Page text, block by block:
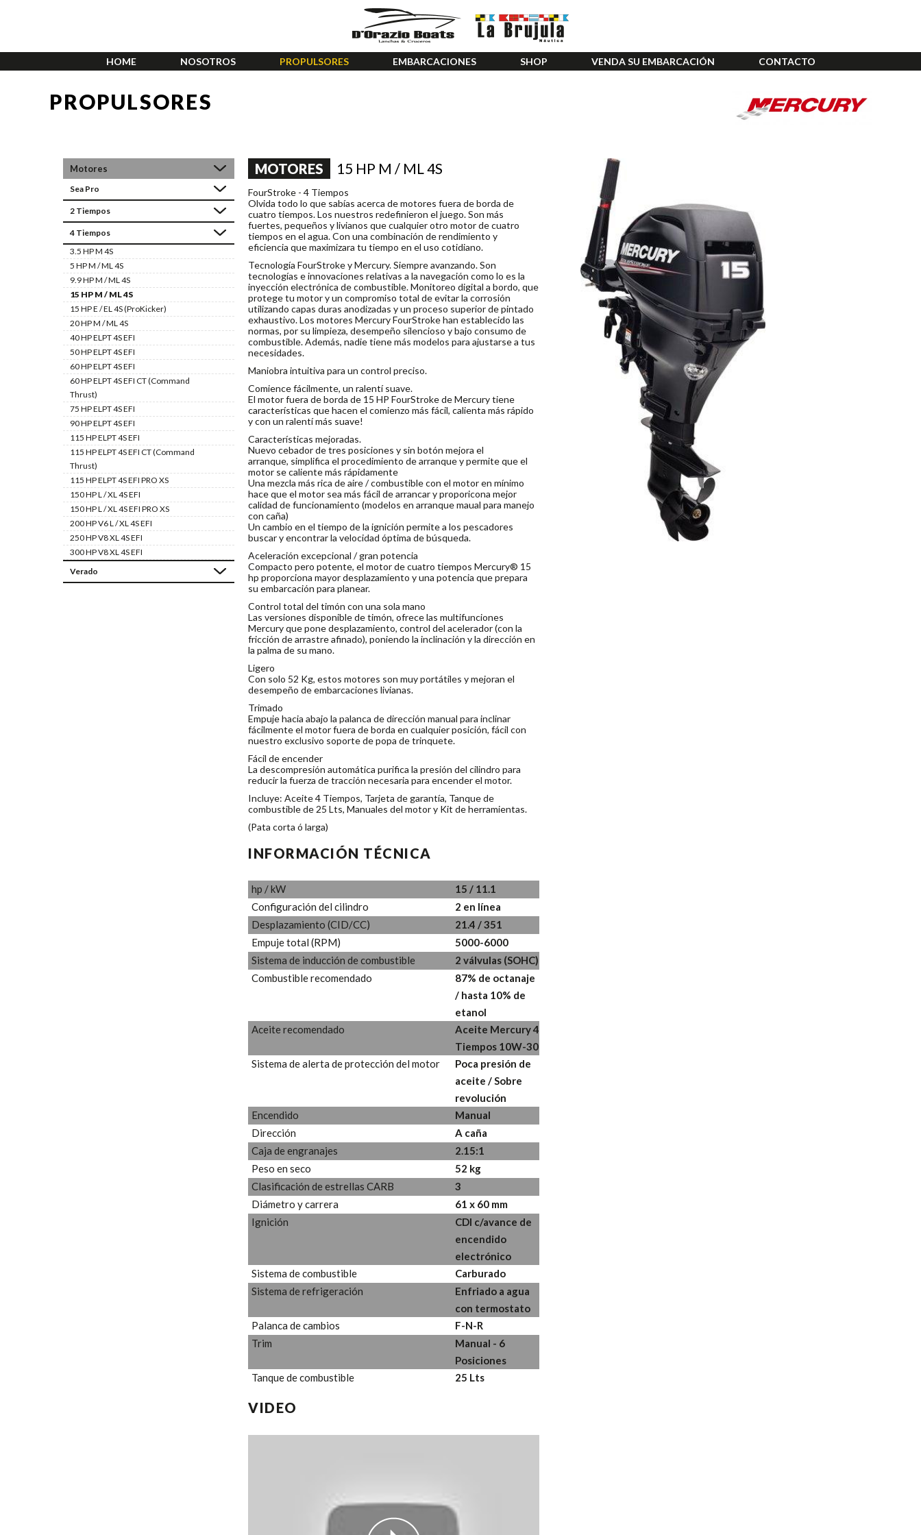
HOME NOSOTROS PROPULSORES EMBARCACIONES SHOP VENDA SU EMBARCACIÓN CONTACTO
PROPULSORES
Motores
Sea Pro
2 Tiempos
4 Tiempos
3.5 HP M 4S
5 HP M / ML 4S
9.9 HP M / ML 4S
15 HP M / ML 4S
15 HP E / EL 4S (ProKicker)
20 HP M / ML 4S
40 HP ELPT 4S EFI
50 HP ELPT 4S EFI
60 HP ELPT 4S EFI
60 HP ELPT 4S EFI CT (Command
Thrust)
75 HP ELPT 4S EFI
90 HP ELPT 4S EFI
115 HP ELPT 4S EFI
115 HP ELPT 4S EFI CT (Command
Thrust)
115 HP ELPT 4S EFI PRO XS
150 HP L / XL 4S EFI
150 HP L / XL 4S EFI PRO XS
200 HP V6 L / XL 4S EFI
250 HP V8 XL 4S EFI
300 HP V8 XL 4S EFI
Verado
MOTORES 15 HP M / ML 4S
FourStroke - 4 Tiempos
Olvida todo lo que sabías acerca de motores fuera de borda de
cuatro tiempos. Los nuestros redefinieron el juego. Son más
fuertes, pequeños y livianos que cualquier otro motor de cuatro
tiempos en el agua. Con una combinación de rendimiento y
eficiencia que maximizara tu tiempo en el uso cotidiano.
Tecnología FourStroke y Mercury. Siempre avanzando. Son
tecnologías e innovaciones relativas a la navegación como lo es la
inyección electrónica de combustible. Monitoreo digital a bordo, que
protege tu motor y un compromiso total de evitar la corrosión
utilizando capas duras anodizadas y un proceso superior de pintado
exhaustivo. Los motores Mercury FourStroke han establecido las
normas, por su limpieza, desempeño silencioso y bajo consumo de
combustible. Además, nadie tiene más modelos para ajustarse a tus
necesidades.
Maniobra intuitiva para un control preciso.
Comience fácilmente, un ralentí suave.
El motor fuera de borda de 15 HP FourStroke de Mercury tiene
características que hacen el comienzo más fácil, calienta más rápido
y con un ralentí más suave!
Características mejoradas.
Nuevo cebador de tres posiciones y sin botón mejora el
arranque, simplifica el procedimiento de arranque y permite que el
motor se caliente más rápidamente
Una mezcla más rica de aire / combustible con el motor en mínimo
hace que el motor sea más fácil de arrancar y proporicona mejor
calidad de funcionamiento (modelos en arranque maual para manejo
con caña)
Un cambio en el tiempo de la ignición permite a los pescadores
buscar y encontrar la velocidad óptima de búsqueda.
Aceleración excepcional / gran potencia
Compacto pero potente, el motor de cuatro tiempos Mercury® 15
hp proporciona mayor desplazamiento y una potencia que prepara
su embarcación para planear.
Control total del timón con una sola mano
Las versiones disponible de timón, ofrece las multifunciones
Mercury que pone desplazamiento, control del acelerador (con la
fricción de arrastre afinado), poniendo la inclinación y la dirección en
la palma de su mano.
Ligero
Con solo 52 Kg, estos motores son muy portátiles y mejoran el
desempeño de embarcaciones livianas.
Trimado
Empuje hacia abajo la palanca de dirección manual para inclinar
fácilmente el motor fuera de borda en cualquier posición, fácil con
nuestro exclusivo soporte de popa de trinquete.
Fácil de encender
La descompresión automática purifica la presión del cilindro para
reducir la fuerza de tracción necesaria para encender el motor.
Incluye: Aceite 4 Tiempos, Tarjeta de garantía, Tanque de
combustible de 25 Lts, Manuales del motor y Kit de herramientas.
(Pata corta ó larga)
INFORMACIÓN TÉCNICA
hp / kW
15 / 11.1
Configuración del cilindro
2 en línea
Desplazamiento (CID/CC)
21.4 / 351
Empuje total (RPM)
5000-6000
Sistema de inducción de combustible
2 válvulas (SOHC)
Combustible recomendado
87% de octanaje
/ hasta 10% de
etanol
Aceite recomendado
Aceite Mercury 4
Tiempos 10W-30
Sistema de alerta de protección del motor
Poca presión de
aceite / Sobre
revolución
Encendido
Manual
Dirección
A caña
Caja de engranajes
2.15:1
Peso en seco
52 kg
Clasificación de estrellas CARB
3
Diámetro y carrera
61 x 60 mm
Ignición
CDI c/avance de
encendido
electrónico
Sistema de combustible
Carburado
Sistema de refrigeración
Enfriado a agua
con termostato
Palanca de cambios
F-N-R
Trim
Manual - 6
Posiciones
Tanque de combustible
25 Lts
VIDEO